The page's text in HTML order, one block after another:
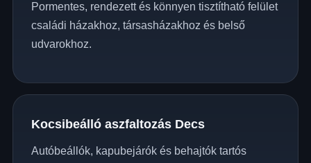
Pormentes, rendezett és könnyen tisztítható felület
családi házakhoz, társasházakhoz és belső
udvarokhoz.
Kocsibeálló aszfaltozás Decs
Autóbeállók, kapubejárók és behajtók tartós